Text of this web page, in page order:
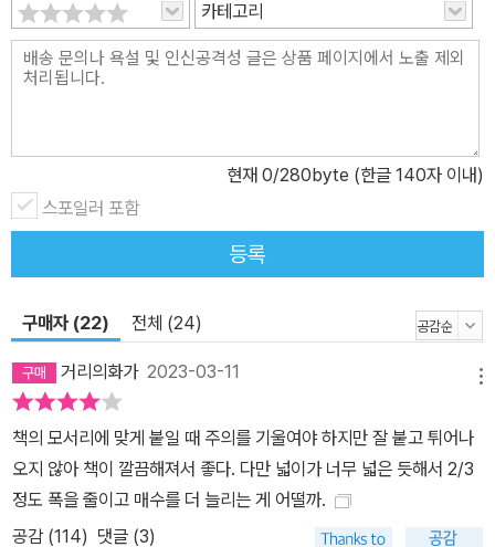
카테고리
현재 0/280byte (한글 140자 이내)
스포일러 포함
등록
구매자 (22) 전체 (24)
거리의화가2023-03-11
책의 모서리에 맞게 붙일 때 주의를 기울여야 하지만 잘 붙고 튀어나
오지 않아 책이 깔끔해져서 좋다. 다만 넓이가 너무 넓은 듯해서 2/3
정도 폭을 줄이고 매수를 더 늘리는 게 어떨까.
공감 (114) 댓글 (3)